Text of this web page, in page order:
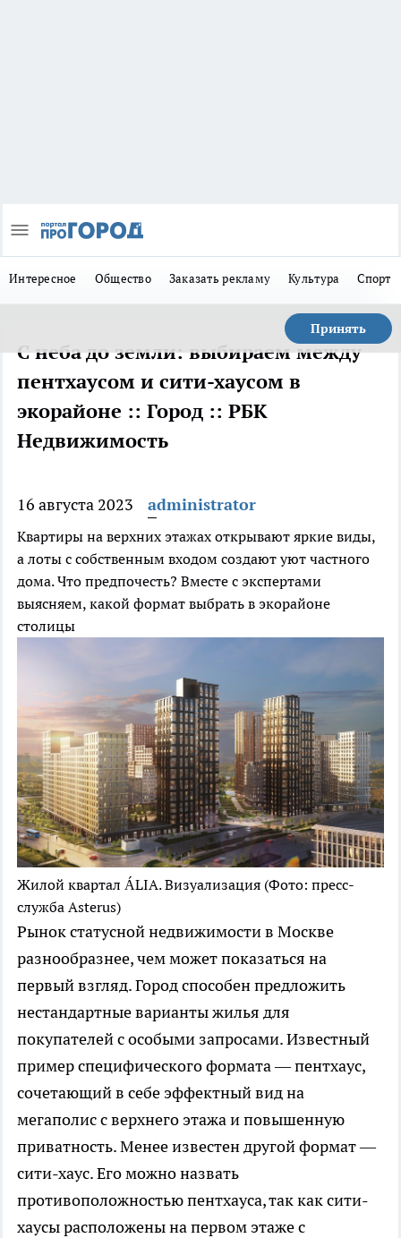
Интересное Общество Заказать рекламу Культура Спорт
Принять
С неба до земли: выбираем между
пентхаусом и сити-хаусом в
экорайоне :: Город :: РБК
Недвижимость
16 августа 2023 administrator
Квартиры на верхних этажах открывают яркие виды,
а лоты с собственным входом создают уют частного
дома. Что предпочесть? Вместе с экспертами
выясняем, какой формат выбрать в экорайоне
столицы
Жилой квартал ÁLIA. Визуализация (Фото: пресс-
служба Asterus)
Рынок статусной недвижимости в Москве
разнообразнее, чем может показаться на
первый взгляд. Город способен предложить
нестандартные варианты жилья для
покупателей с особыми запросами. Известный
пример специфического формата — пентхаус,
сочетающий в себе эффектный вид на
мегаполис с верхнего этажа и повышенную
приватность. Менее известен другой формат —
сити-хаус. Его можно назвать
противоположностью пентхауса, так как сити-
хаусы расположены на первом этаже с